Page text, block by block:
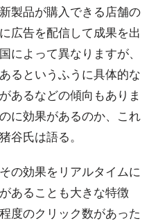
製品が購入できる店舗の
広告を配信して成果を出
によって異なりますが、
るというふうに具体的な
あるなどの傾向もありま
に効果があるのか、これ
谷氏は語る。
の効果をリアルタイムに
あることも大きな特徴
度のクリック数があった